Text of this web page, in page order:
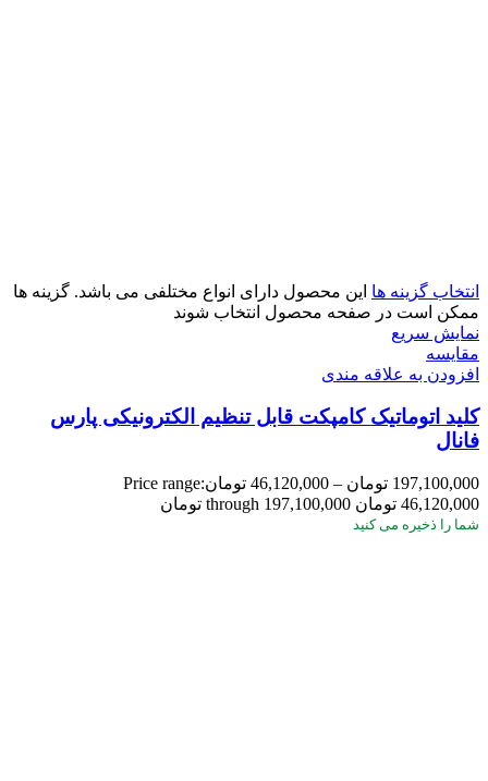
انتخاب گزینه ها این محصول دارای انواع مختلفی می باشد. گزینه ها
ممکن است در صفحه محصول انتخاب شوند
نمایش سریع
مقايسه
افزودن به علاقه مندی
کلید اتوماتیک کامپکت قابل تنظیم الکترونیکی پارس
فانال
197,100,000 تومان –
46,120,000 تومانPrice range:
46,120,000 تومان through 197,100,000 تومان
شما را ذخیره می کنید